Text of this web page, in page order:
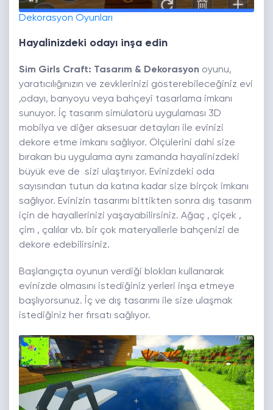
Dekorasyon Oyunları
Hayalinizdeki odayı inşa edin
Sim Girls Craft: Tasarım & Dekorasyon oyunu,
yaratıcılığınızın ve zevklerinizi gösterebileceğiniz evi
,odayı, banyoyu veya bahçeyi tasarlama imkanı
sunuyor. İç tasarım simülatörü uygulaması 3D
mobilya ve diğer aksesuar detayları ile evinizi
dekore etme imkanı sağlıyor. Ölçülerini dahi size
bırakan bu uygulama aynı zamanda hayalinizdeki
büyük eve de sizi ulaştırıyor. Evinizdeki oda
sayısından tutun da katına kadar size birçok imkanı
sağlıyor. Evinizin tasarımı bittikten sonra dış tasarım
için de hayallerinizi yaşayabilirsiniz. Ağaç , çiçek ,
çim , çalılar vb. bir çok materyallerle bahçenizi de
dekore edebilirsiniz.
Başlangıçta oyunun verdiği blokları kullanarak
evinizde olmasını istediğiniz yerleri inşa etmeye
başlıyorsunuz. İç ve dış tasarımı ile size ulaşmak
istediğiniz her fırsatı sağlıyor.